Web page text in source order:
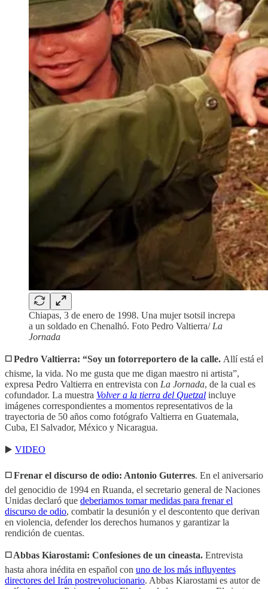
Chiapas, 3 de enero de 1998. Una mujer tsotsil increpa
a un soldado en Chenalhó. Foto Pedro Valtierra/ La
Jornada
◻️ Pedro Valtierra: “Soy un fotorreportero de la calle. Allí está el
chisme, la vida. No me gusta que me digan maestro ni artista”,
expresa Pedro Valtierra en entrevista con La Jornada, de la cual es
cofundador. La muestra Volver a la tierra del Quetzal incluye
imágenes correspondientes a momentos representativos de la
trayectoria de 50 años como fotógrafo Valtierra en Guatemala,
Cuba, El Salvador, México y Nicaragua.
▶️ VIDEO
◻️ Frenar el discurso de odio: Antonio Guterres. En el aniversario
del genocidio de 1994 en Ruanda, el secretario general de Naciones
Unidas declaró que deberiamos tomar medidas para frenar el
discurso de odio, combatir la desunión y el descontento que derivan
en violencia, defender los derechos humanos y garantizar la
rendición de cuentas.
◻️ Abbas Kiarostami: Confesiones de un cineasta. Entrevista
hasta ahora inédita en español con uno de los más influyentes
directores del Irán postrevolucionario. Abbas Kiarostami es autor de